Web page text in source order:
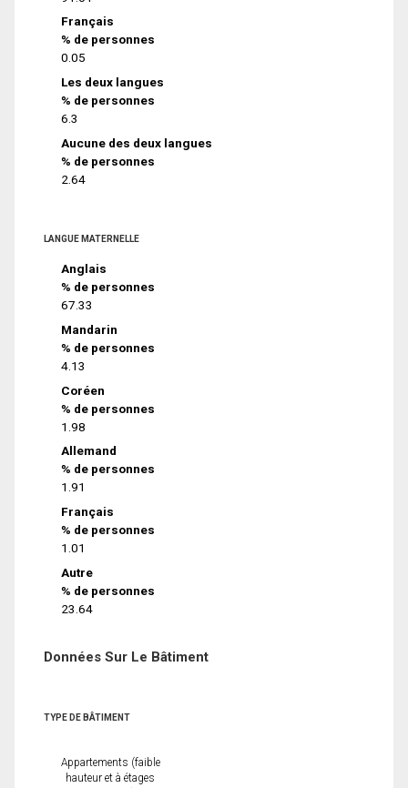
Français
% de personnes
0.05
Les deux langues
% de personnes
6.3
Aucune des deux langues
% de personnes
2.64
LANGUE MATERNELLE
Anglais
% de personnes
67.33
Mandarin
% de personnes
4.13
Coréen
% de personnes
1.98
Allemand
% de personnes
1.91
Français
% de personnes
1.01
Autre
% de personnes
23.64
Données Sur Le Bâtiment
TYPE DE BÂTIMENT
Appartements (faible
hauteur et à étages